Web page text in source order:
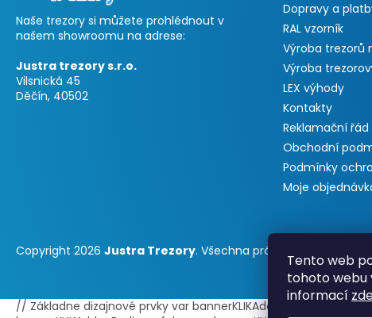
Tento web
tohoto webu
informací
Naše trezory si můžete prohlédnout v
našem showroomu na adrese:
Justra trezory s.r.o.
Vilsnická 45
Děčín, 40502
Dopravy a
RAL vzorník
Výroba trezorů
Výroba
LEX výhody
Kontakty
Reklamační řád
Obchodní
Podmínky
Moje
Copyright 2026 Justra Trezory. Všechna práva vyhrazena.
// Základne dizajnové prvky var bannerKLIKAddonPosition = 0;